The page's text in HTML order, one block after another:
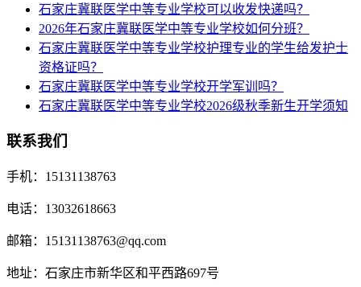
石家庄冀联医学中等专业学校可以收发快递吗？
2026年石家庄冀联医学中等专业学校如何分班？
石家庄冀联医学中等专业学校护理专业的学生给发护士
资格证吗？
石家庄冀联医学中等专业学校开学军训吗？
石家庄冀联医学中等专业学校2026级秋季新生开学须知
联系我们
手机：15131138763
电话：13032618663
邮箱：15131138763@qq.com
地址：石家庄市新华区和平西路697号